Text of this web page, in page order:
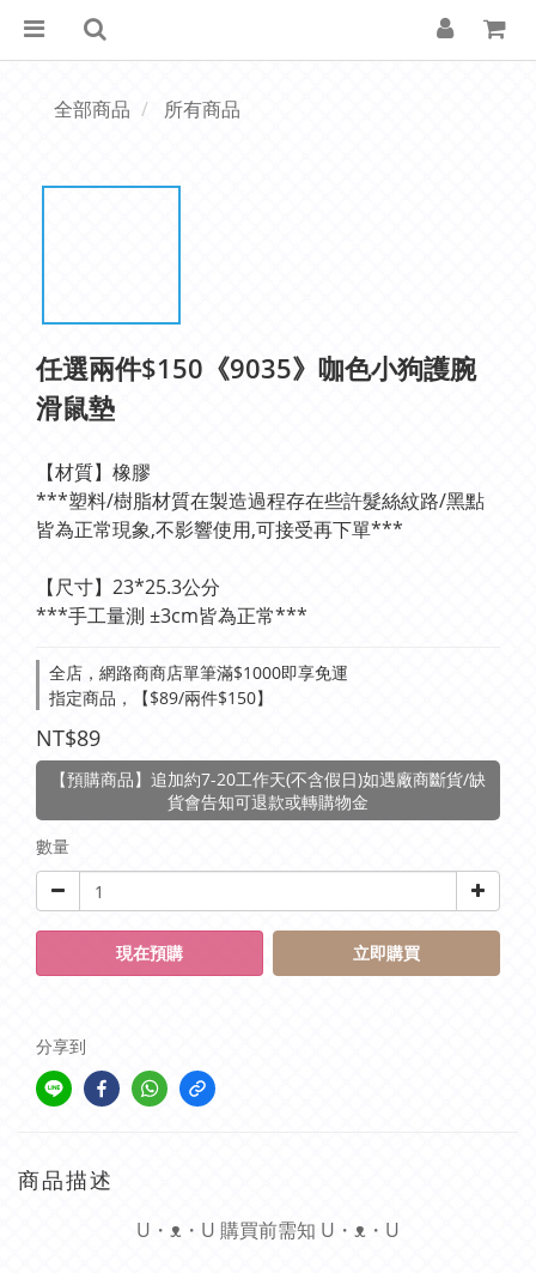
全部商品 所有商品
任選兩件$150《9035》咖色小狗護腕
滑鼠墊
【材質】橡膠
***塑料/樹脂材質在製造過程存在些許髮絲紋路/黑點
皆為正常現象,不影響使用,可接受再下單***
【尺寸】23*25.3公分
***手工量測 ±3cm皆為正常***
全店，網路商商店單筆滿$1000即享免運
指定商品，【$89/兩件$150】
NT$89
【預購商品】追加約7-20工作天(不含假日)如遇廠商斷貨/缺
貨會告知可退款或轉購物金
數量
現在預購 立即購買
分享到
商品描述
U・ᴥ・U 購買前需知 U・ᴥ・U